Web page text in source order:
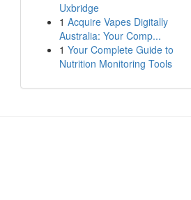
Uxbridge
1 Acquire Vapes Digitally
Australia: Your Comp...
1 Your Complete Guide to
Nutrition Monitoring Tools